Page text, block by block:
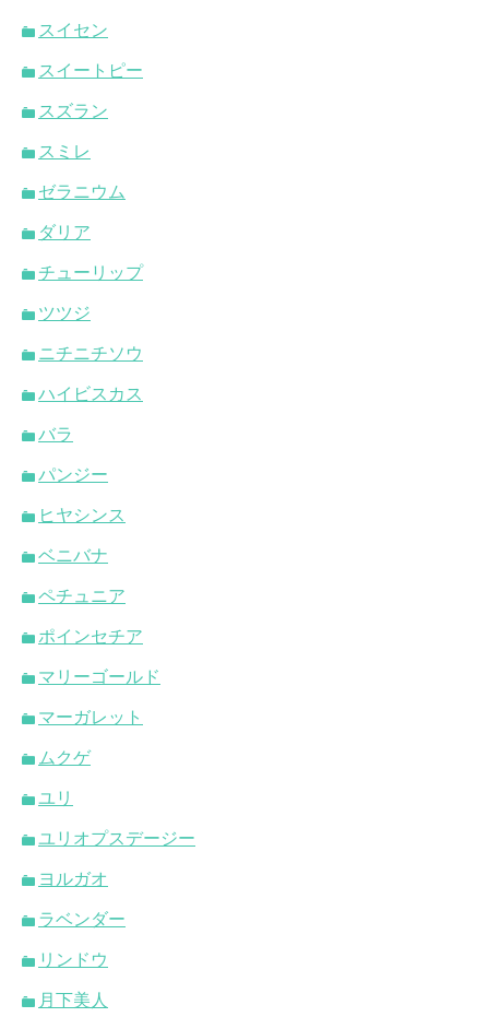
スイセン
スイートピー
スズラン
スミレ
ゼラニウム
ダリア
チューリップ
ツツジ
ニチニチソウ
ハイビスカス
バラ
パンジー
ヒヤシンス
ベニバナ
ペチュニア
ポインセチア
マリーゴールド
マーガレット
ムクゲ
ユリ
ユリオプスデージー
ヨルガオ
ラベンダー
リンドウ
月下美人